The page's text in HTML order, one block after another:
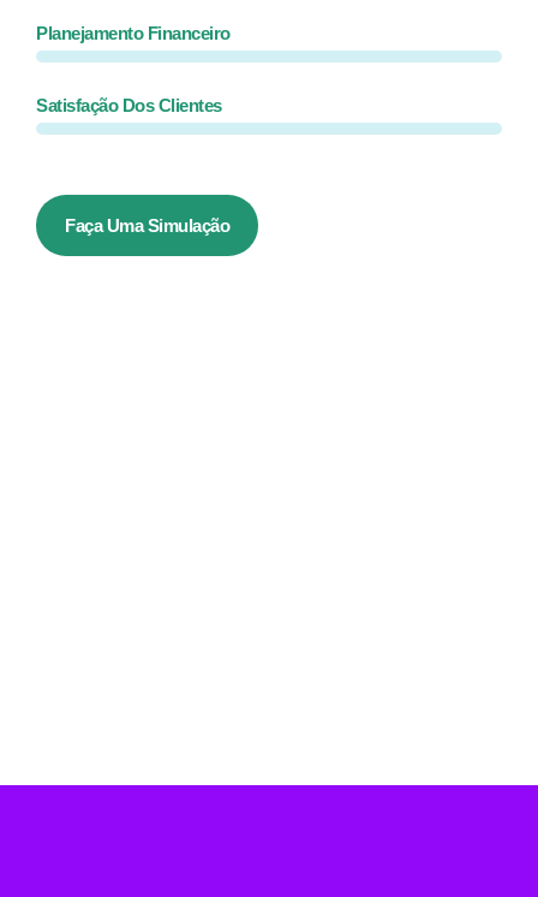
Planejamento Financeiro
Satisfação Dos Clientes
Faça Uma Simulação